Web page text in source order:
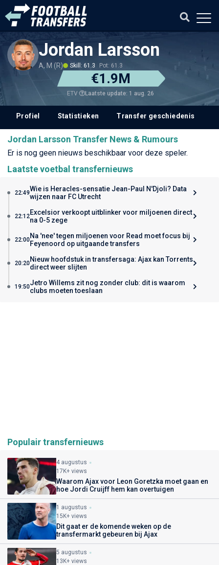
Jordan Larsson
A, M (R) Skill: 61.3 Pot: 61.3
€1.9M
ETV Laatste update: 1 aug. 26
Profiel Statistieken Transfer geschiedenis
Jordan Larsson Transfer News & Rumours
Er is nog geen nieuws beschikbaar voor deze speler.
Laatste voetbal transfernieuws
22:49Wie is Heracles-sensatie Jean-Paul N'Djoli? Data
wijzen naar FC Utrecht
22:12Excelsior verkoopt uitblinker voor miljoenen direct
na 0-5 zege
22:00Na 'nee' tegen miljoenen voor Read moet focus bij
Feyenoord op uitgaande transfers
20:20Nieuw hoofdstuk in transfersaga: Ajax kan Torrents
direct weer slijten
19:50Jetro Willems zit nog zonder club: dit is waarom
clubs moeten toeslaan
Populair transfernieuws
4 augustus
17K+ views
Waarom Ajax voor Leon Goretzka moet gaan en
hoe Jordi Cruijff hem kan overtuigen
1 augustus
15K+ views
Dit gaat er de komende weken op de
transfermarkt gebeuren bij Ajax
5 augustus
13K+ views